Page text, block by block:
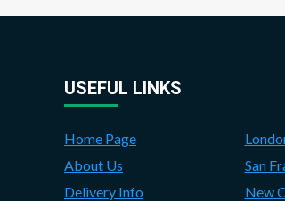
USEFUL LINKS
Home Page
About Us
Delivery Info
San
New